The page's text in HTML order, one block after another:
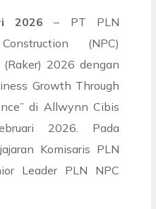
2026 – PT PLN
(NPC)
2026 dengan
Growth Through
di Allwynn Cibis
2026. Pada
Komisaris PLN
Leader PLN NPC